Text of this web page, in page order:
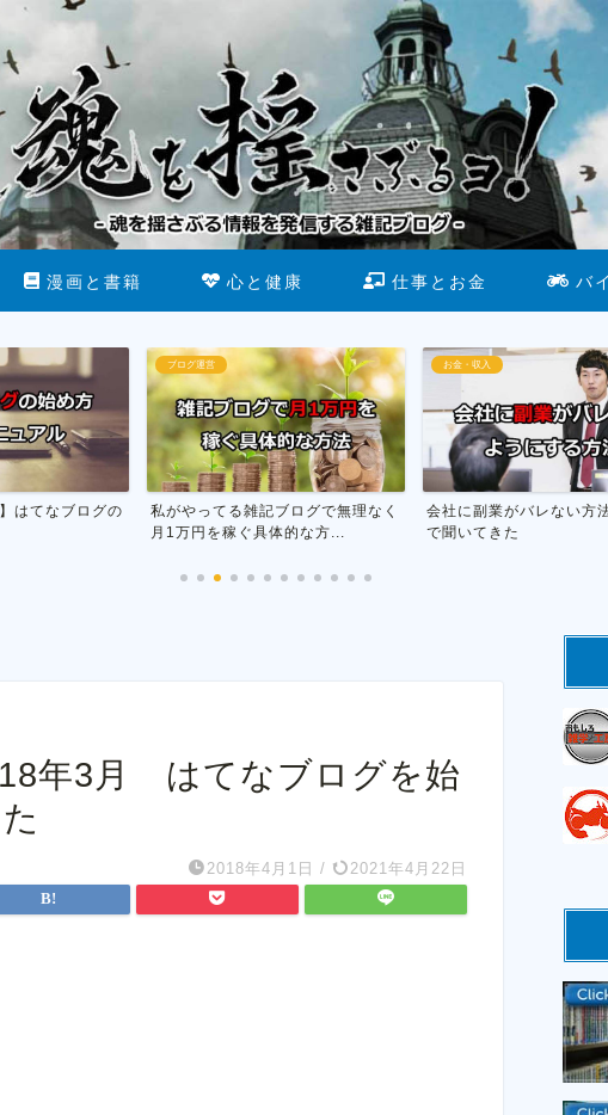
漫画と書籍 心と健康 仕事とお金 バ
はてなブログの
ブログ運営
私がやってる雑記ブログで無理なく
月1万円を稼ぐ具体的な方...
お金・収入
会社に副業がバレない方法
で聞いてきた
年3月 はてなブログを始
2018年4月1日 / 2021年4月22日